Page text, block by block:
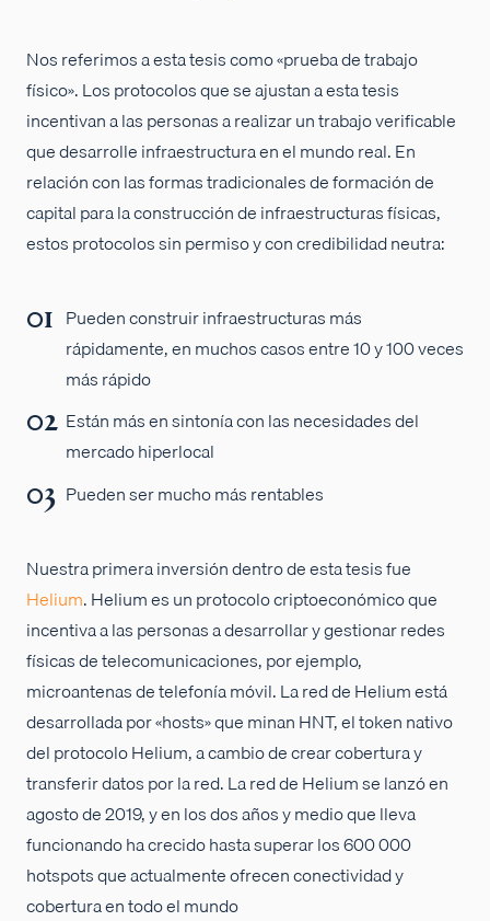
Nos referimos a esta tesis como «prueba de trabajo
físico». Los protocolos que se ajustan a esta tesis
incentivan a las personas a realizar un trabajo verificable
que desarrolle infraestructura en el mundo real. En
relación con las formas tradicionales de formación de
capital para la construcción de infraestructuras físicas,
estos protocolos sin permiso y con credibilidad neutra:
Pueden construir infraestructuras más
rápidamente, en muchos casos entre 10 y 100 veces
más rápido
Están más en sintonía con las necesidades del
mercado hiperlocal
Pueden ser mucho más rentables
Nuestra primera inversión dentro de esta tesis fue
Helium. Helium es un protocolo criptoeconómico que
incentiva a las personas a desarrollar y gestionar redes
físicas de telecomunicaciones, por ejemplo,
microantenas de telefonía móvil. La red de Helium está
desarrollada por «hosts» que minan HNT, el token nativo
del protocolo Helium, a cambio de crear cobertura y
transferir datos por la red. La red de Helium se lanzó en
agosto de 2019, y en los dos años y medio que lleva
funcionando ha crecido hasta superar los 600 000
hotspots que actualmente ofrecen conectividad y
cobertura en todo el mundo